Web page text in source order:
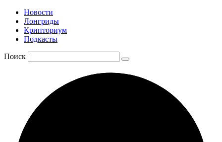
Новости
Лонгриды
Крипториум
Подкасты
Поиск